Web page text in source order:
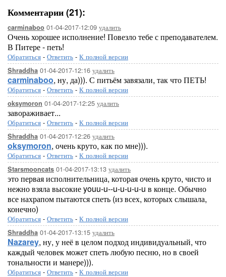
Комментарии (21):
carminaboo 01-04-2017-12:09 удалить
Очень хорошее исполнение! Повезло тебе с преподавателем.
В Питере - петь!
Обратиться - Ответить - К полной версии
Shraddha 01-04-2017-12:16 удалить
carminaboo, ну, да))). С питьём завязали, так что ПЕТЬ!
Обратиться - Ответить - К полной версии
oksymoron 01-04-2017-12:25 удалить
завораживает...
Обратиться - Ответить - К полной версии
Shraddha 01-04-2017-12:26 удалить
oksymoron, очень круто, как по мне))).
Обратиться - Ответить - К полной версии
Starsmooncats 01-04-2017-13:13 удалить
это первая исполнительница, которая очень круто, чисто и
нежно взяла высокие youu-u--u-u-u-u-u в конце. Обычно
все нахрапом пытаются спеть (из всех, которых слышала,
конечно)
Обратиться - Ответить - К полной версии
Shraddha 01-04-2017-13:15 удалить
Nazarey, ну, у неё в целом подход индивидуальный, что
каждый человек может спеть любую песню, но в своей
тональности и манере))).
Обратиться - Ответить - К полной версии